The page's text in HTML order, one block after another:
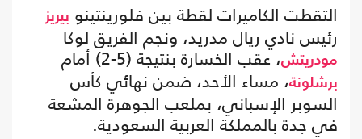
التقطت الكاميرات لقطة بين فلورينتينو بيريز
رئيس نادي ريال مدريد، ونجم الفريق لوكا
مودريتش، عقب الخسارة بنتيجة (5-2) أمام
برشلونة، مساء الأحد، ضمن نهائي كأس
السوبر الإسباني، بملعب الجوهرة المشعة
في جدة بالمملكة العربية السعودية.